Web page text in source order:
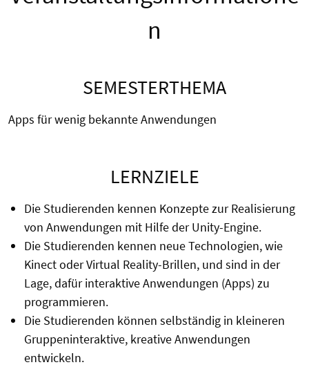
n
SEMESTERTHEMA
Apps für wenig bekannte Anwendungen
LERNZIELE
Die Studierenden kennen Konzepte zur Realisierung
von Anwendungen mit Hilfe der Unity-Engine.
Die Studierenden kennen neue Technologien, wie
Kinect oder Virtual Reality-Brillen, und sind in der
Lage, dafür interaktive Anwendungen (Apps) zu
programmieren.
Die Studierenden können selbständig in kleineren
Gruppeninteraktive, kreative Anwendungen
entwickeln.